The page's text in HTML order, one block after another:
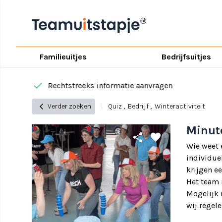
Familieuitjes Bedrijfsuitjes
done Rechtstreeks informatie aanvragen
chevron_left Verder zoeken Quiz , Bedrijf , Winteractiviteit
Wie weet
krijgen
Het team
Mogelijk
wij
share favorite